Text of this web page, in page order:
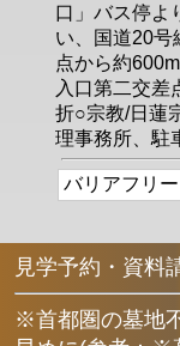
口」バス停よ
い、国道20号
点から約
入口第二交差
折○宗教/日蓮
理事務所、駐
バリアフリー
見学予約・資料
※首都圏の墓地